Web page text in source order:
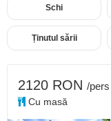
Schi
Ținutul sării
2120 RON /pers
Cu masă